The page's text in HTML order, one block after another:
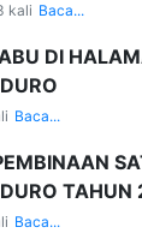
kali Baca...
DI
Baca...
TAHUN
Baca...